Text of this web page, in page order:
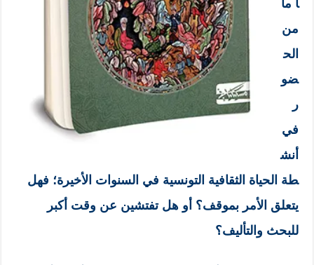
ا ما
من
الح
ضو
ر
في
أنش
طة الحياة الثقافية التونسية في السنوات الأخيرة؛ فهل
يتعلق الأمر بموقف؟ أو هل تفتشين عن وقت أكبر
للبحث والتأليف؟